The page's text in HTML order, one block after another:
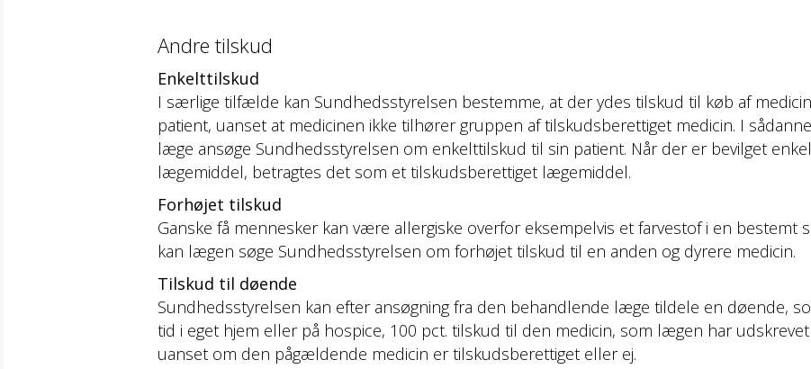
Andre tilskud
Enkelttilskud
I særlige tilfælde kan Sundhedsstyrelsen bestemme, at der ydes tilskud til køb af
patient, uanset at medicinen ikke tilhører gruppen af tilskudsberettiget medicin. I
læge ansøge Sundhedsstyrelsen om enkelttilskud til sin patient. Når der er bevilget
lægemiddel, betragtes det som et tilskudsberettiget lægemiddel.
Forhøjet tilskud
Ganske få mennesker kan være allergiske overfor eksempelvis et farvestof i en bestemt
kan lægen søge Sundhedsstyrelsen om forhøjet tilskud til en anden og dyrere medicin.
Tilskud til døende
Sundhedsstyrelsen kan efter ansøgning fra den behandlende læge tildele en døende,
tid i eget hjem eller på hospice, 100 pct. tilskud til den medicin, som lægen har
uanset om den pågældende medicin er tilskudsberettiget eller ej.